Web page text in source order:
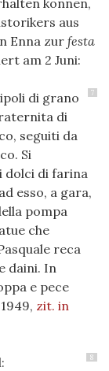
können,
aus
Enna zur festa
am 2 Juni:
7
di grano
di
seguiti da
Si
di farina
esso, a gara,
pompa
che
reca
daini. In
e pece
zit. in
8